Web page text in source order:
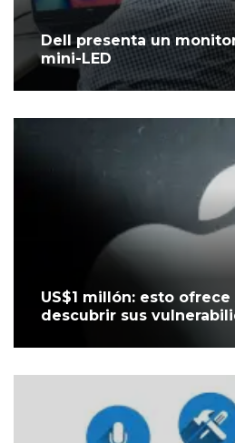
Dell presenta un
mini-LED
US$1 millón: esto
descubrir sus